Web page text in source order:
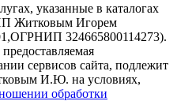
указанные в каталогах
Житковым Игорем
324665800114273).
сервисов сайта, подлежит
И.Ю. на условиях,
обработки